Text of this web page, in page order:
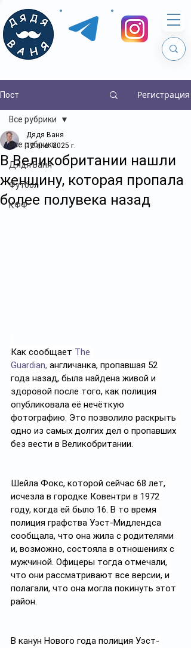
Пост Регистрация
Все рубрики
Дядя Ваня
Футбол
КФФ
Все рубрики
В Великобритании нашли
женщину, которая пропала
более полувека назад
Дядя Ваня
12 янв. 2025 г.
Как сообщает The
Guardian, англичанка, пропавшая 52
года назад, была найдена живой и
здоровой после того, как полиция
опубликовала её нечёткую
фотографию. Это позволило раскрыть
одно из самых долгих дел о пропавших
без вести в Великобритании.
Шейла Фокс, которой сейчас 68 лет,
исчезла в городке Ковентри в 1972
году, когда ей было 16. В то время
полиция графства Уэст-Мидлендса
сообщала, что она жила с родителями
и, возможно, состояла в отношениях с
мужчиной. Офицеры тогда отмечали,
что они рассматривают все версии, и
полагали, что она могла покинуть этот
район.
В канун Нового года полиция Уэст-